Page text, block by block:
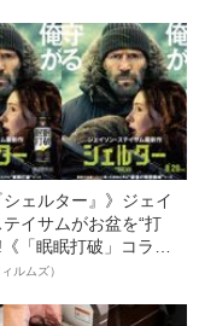
シェルター』》ジェイ
テイサムがお盆を“打
「眠眠打破」コラ
ルムズ）